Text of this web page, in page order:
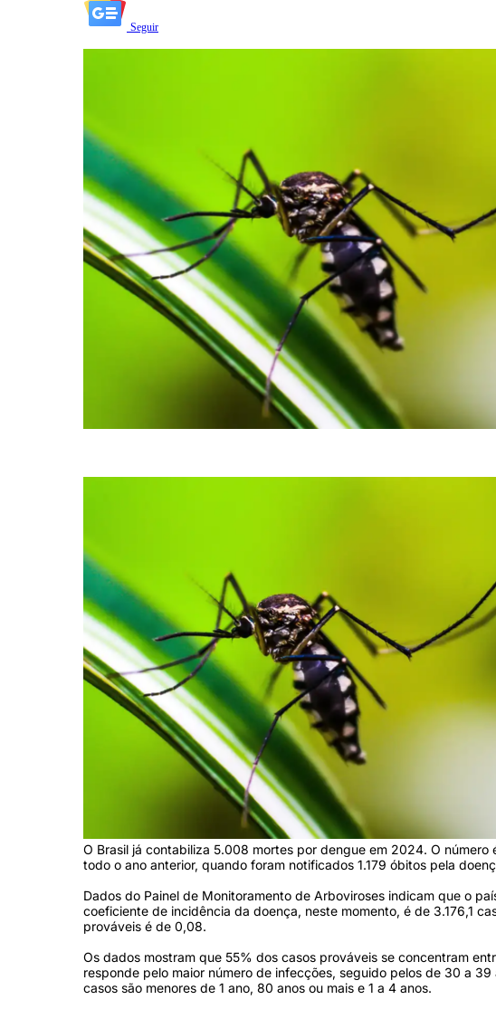
Seguir
O Brasil já contabiliza 5.008 mortes por dengue em 2024. O
todo o ano anterior, quando foram notificados 1.179 óbitos pela
Dados do Painel de Monitoramento de Arboviroses indicam que o
coeficiente de incidência da doença, neste momento, é de 3.176,1
prováveis é de 0,08.
Os dados mostram que 55% dos casos prováveis se concentram
responde pelo maior número de infecções, seguido pelos de 30 a
casos são menores de 1 ano, 80 anos ou mais e 1 a 4 anos.